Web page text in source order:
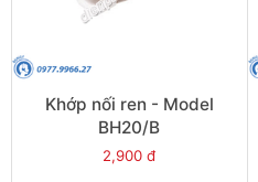
Khớp nối ren - Model
BH20/B
2,900 đ